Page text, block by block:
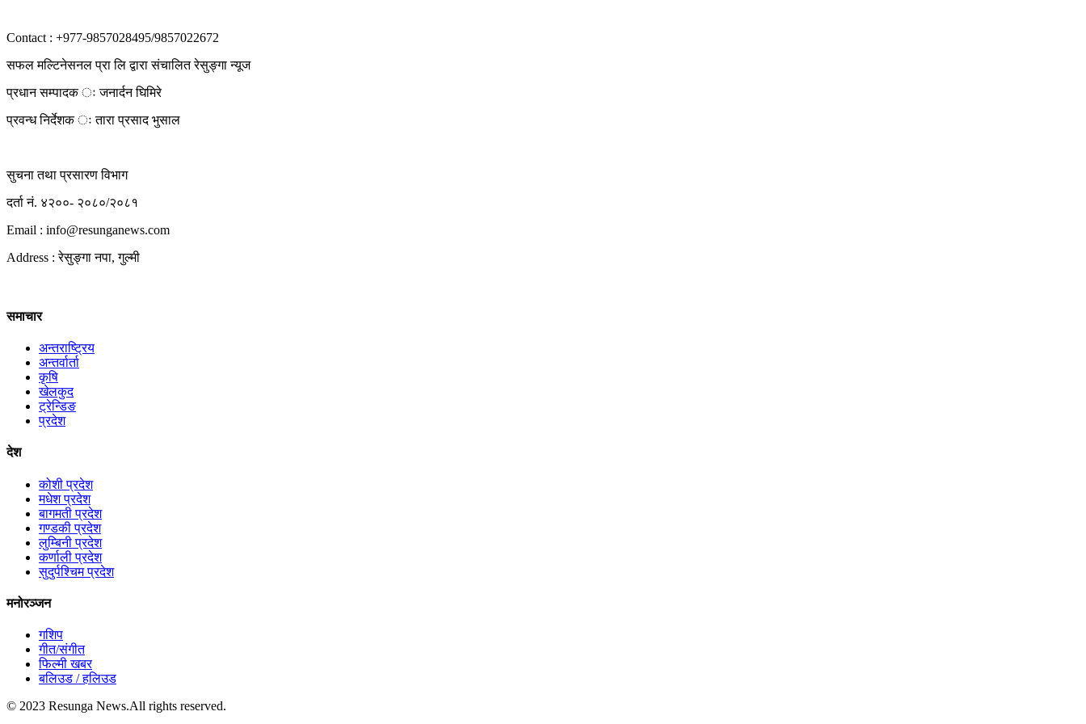
Contact : +977-9857028495/9857022672
सफल मल्टिनेसनल प्रा लि द्वारा संचालित रेसुङ्गा न्यूज
प्रधान सम्पादक ः जनार्दन घिमिरे
प्रवन्ध निर्देशक ः तारा प्रसाद भुसाल
सुचना तथा प्रसारण विभाग
दर्ता नं. ४२००- २०८०/२०८१
Email : info@resunganews.com
Address : रेसुङ्गा नपा, गुल्मी
समाचार
अन्तराष्ट्रिय
अन्तर्वार्ता
कृषि
खेलकुद
ट्रेन्डिङ
प्रदेश
देश
कोशी प्रदेश
मधेश प्रदेश
बागमती प्रदेश
गण्डकी प्रदेश
लुम्बिनी प्रदेश
कर्णाली प्रदेश
सुदुर्पश्चिम प्रदेश
मनोरञ्जन
गशिप
गीत/संगीत
फिल्मी खबर
बलिउड / हलिउड
© 2023 Resunga News.All rights reserved.